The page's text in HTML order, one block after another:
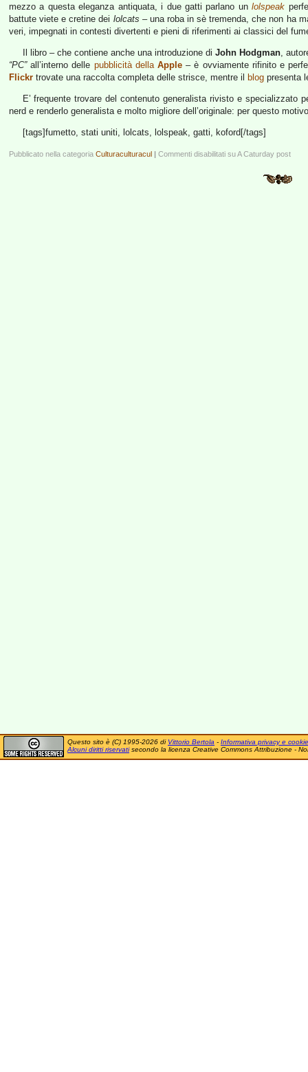
mezzo a questa eleganza antiquata, i due gatti parlano unlolspeak
battute viete e cretine dei lolcats – una roba in sè tremenda, che non ha
veri, impegnati in contesti divertenti e pieni di riferimenti ai classici del
Il libro – che contiene anche una introduzione diJohn Hodgman,
“PC”all’interno delle pubblicità dellaApple – è ovviamente rifinito e
Flickr trovate una raccolta completa delle strisce, mentre il blog presenta
E’ frequente trovare del contenuto generalista rivisto e
nerd e renderlo generalista e molto migliore dell’originale: per questo
[tags]fumetto, stati uniti, lolcats, lolspeak, gatti, koford[/tags]
Pubblicato nella categoria Culturaculturacul | Commenti disabilitati su A Caturday post
Questo sito è (C) 1995-2026 di Vittorio Bertola - Informativa privacy e cookie
Alcuni diritti riservatisecondo la licenza Creative Commons Attribuzione -